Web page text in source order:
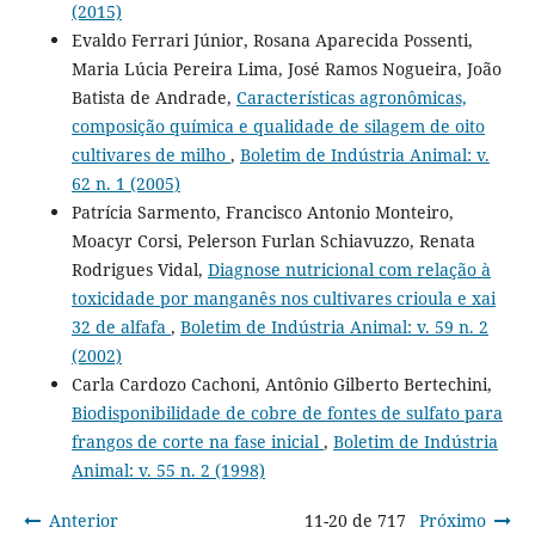
(2015)
Evaldo Ferrari Júnior, Rosana Aparecida Possenti,
Maria Lúcia Pereira Lima, José Ramos Nogueira, João
Batista de Andrade, Características agronômicas,
composição química e qualidade de silagem de oito
cultivares de milho , Boletim de Indústria Animal: v.
62 n. 1 (2005)
Patrícia Sarmento, Francisco Antonio Monteiro,
Moacyr Corsi, Pelerson Furlan Schiavuzzo, Renata
Rodrigues Vidal, Diagnose nutricional com relação à
toxicidade por manganês nos cultivares crioula e xai
32 de alfafa , Boletim de Indústria Animal: v. 59 n. 2
(2002)
Carla Cardozo Cachoni, Antônio Gilberto Bertechini,
Biodisponibilidade de cobre de fontes de sulfato para
frangos de corte na fase inicial , Boletim de Indústria
Animal: v. 55 n. 2 (1998)
Anterior 11-20 de 717 Próximo